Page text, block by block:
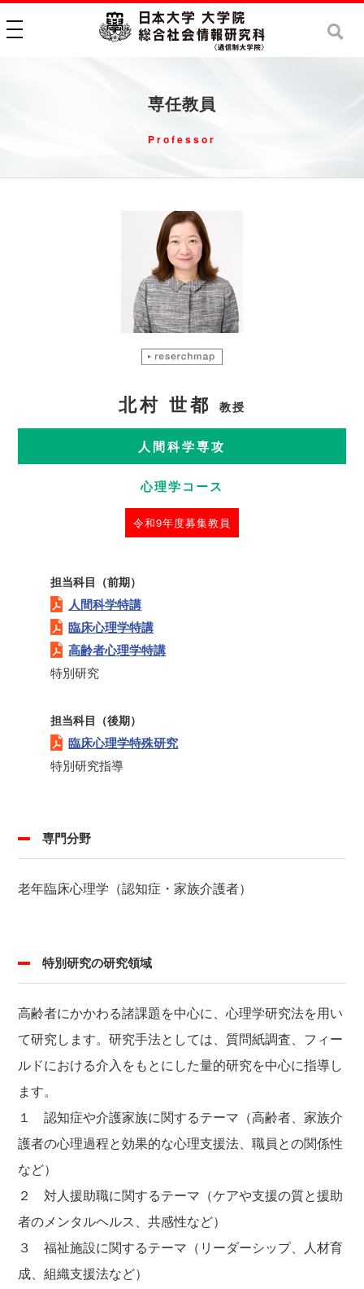
toggle navigation
専任教員
Professor
北村 世都 教授
人間科学専攻
心理学コース
令和9年度募集教員
担当科目（前期）
人間科学特講
臨床心理学特講
高齢者心理学特講
特別研究
担当科目（後期）
臨床心理学特殊研究
特別研究指導
専門分野
老年臨床心理学（認知症・家族介護者）
特別研究の研究領域
高齢者にかかわる諸課題を中心に、心理学研究法を用い
て研究します。研究手法としては、質問紙調査、フィー
ルドにおける介入をもとにした量的研究を中心に指導し
ます。
１ 認知症や介護家族に関するテーマ（高齢者、家族介
護者の心理過程と効果的な心理支援法、職員との関係性
など）
２ 対人援助職に関するテーマ（ケアや支援の質と援助
者のメンタルヘルス、共感性など）
３ 福祉施設に関するテーマ（リーダーシップ、人材育
成、組織支援法など）